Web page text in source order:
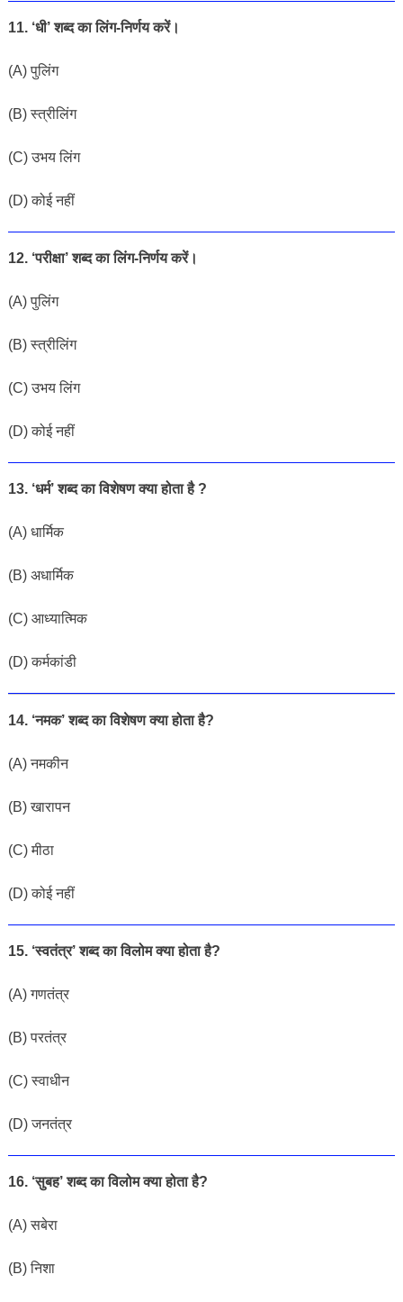
11. ‘धी’ शब्द का लिंग-निर्णय करें।
(A) पुलिंग
(B) स्त्रीलिंग
(C) उभय लिंग
(D) कोई नहीं
12. ‘परीक्षा’ शब्द का लिंग-निर्णय करें।
(A) पुलिंग
(B) स्त्रीलिंग
(C) उभय लिंग
(D) कोई नहीं
13. ‘धर्म’ शब्द का विशेषण क्या होता है ?
(A) धार्मिक
(B) अधार्मिक
(C) आध्यात्मिक
(D) कर्मकांडी
14. ‘नमक’ शब्द का विशेषण क्या होता है?
(A)नमकीन
(B)खारापन
(C)मीठा
(D)कोईनहीं
15. ‘स्वतंत्र’ शब्द का विलोम क्या होता है?
(A) गणतंत्र
(B) परतंत्र
(C)स्वाधीन
(D)जनतंत्र
16. ‘सुबह’ शब्द का विलोम क्या होता है?
(A) सबेरा
(B) निशा